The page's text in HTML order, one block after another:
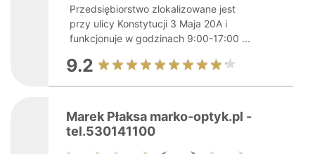
Przedsiębiorstwo zlokalizowane jest
przy ulicy Konstytucji 3 Maja 20A i
funkcjonuje w godzinach 9:00-17:00 ...
9.2
Marek Płaksa marko-optyk.pl -
tel.530141100